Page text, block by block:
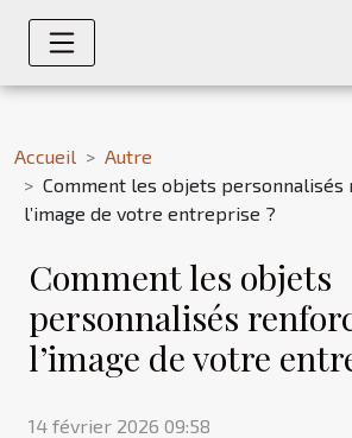
Accueil
Autre
Comment les objets
l’image de votre entreprise ?
Comment les objets
personnalisés
l’image de votre
14 février 2026 09:58